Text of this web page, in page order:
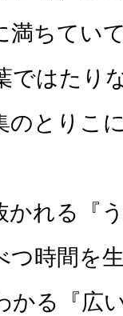
満ちてい
ではたり
のとりこ
かれる『
つ時間を
かる『広